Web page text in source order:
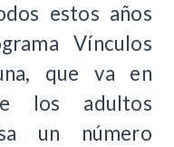
estos años
Vínculos
que va en
los adultos
un número